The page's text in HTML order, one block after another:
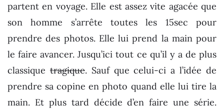
partent en voyage. Elle est assez vite agacée que
son homme s’arrête toutes les 15sec pour
prendre des photos. Elle lui prend la main pour
le faire avancer. Jusqu’ici tout ce qu’il y a de plus
classiquetragique. Sauf que celui-ci a l’idée de
prendre sa copine en photo quand elle lui tire la
main. Et plus tard décide d’en faire une série.